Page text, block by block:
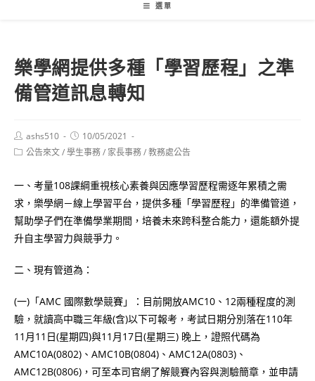
選單
樂學網提供多種「學習歷程」之準
備管道訊息轉知
Post
author:
ashs510
Post
published:
10/05/2021
Post公告來文/學生事務/ 家長事務/教務處公告
一、考量108課綱重視核心素養與因應學習歷程需逐年累積之需
求，樂學網－線上學習平台，提供多種「學習歷程」的準備管道，
幫助學子們在準備學業期間，培養未來跨科整合能力，還能額外提
升自主學習力與競爭力。
二、現有管道為：
(一)「AMC 國際數學競賽」：目前開放AMC10、12兩種程度的測
驗，就讀高中職三年級(含)以下可報考，考試日期分別落在110年
11月11日(星期四)與11月17日(星期三) 晚上，證照代碼為
AMC10A(0802)、AMC10B(0804)、AMC12A(0803)、
AMC12B(0806)，可至本司官網了解競賽內容與測驗簡章，並申請